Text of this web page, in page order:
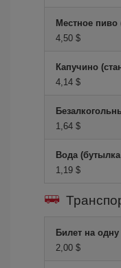
Местное пиво
4,50 $
Капучино
4,14 $
1,64 $
Вода
1,19 $
Билет на
2,00 $